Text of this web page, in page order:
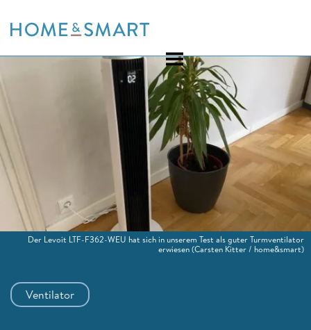
to
Ventilator
Der Levoit LTF-F362-WEU hat sich in unserem Test als guter Turmventilator
erwiesen(Carsten Kitter / home&smart)